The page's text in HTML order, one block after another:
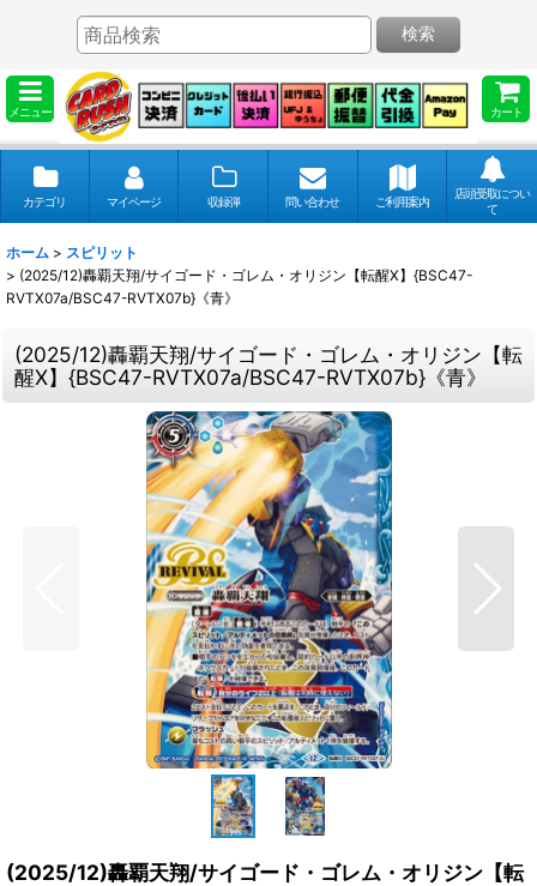
メニュー カート
検索
カテゴリ マイページ 収録弾 問い合わせ ご利用案内
店頭受取につい
て
ホーム > スピリット
> (2025/12)轟覇天翔/サイゴード・ゴレム・オリジン【転醒X】{BSC47-
RVTX07a/BSC47-RVTX07b}《青》
(2025/12)轟覇天翔/サイゴード・ゴレム・オリジン【転
醒X】{BSC47-RVTX07a/BSC47-RVTX07b}《青》
(2025/12)轟覇天翔/サイゴード・ゴレム・オリジン【転